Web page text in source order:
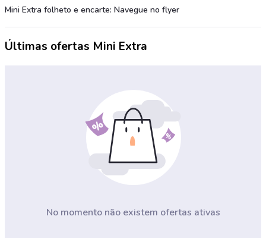
Mini Extra folheto e encarte: Navegue no flyer
Últimas ofertas Mini Extra
No momento não existem ofertas ativas